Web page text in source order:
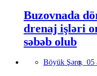
Buzovnada
drenaj işləri
səbəb olub
Böyük Şərq, 05